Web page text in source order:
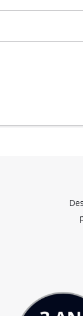
Maps!
disclosed to the